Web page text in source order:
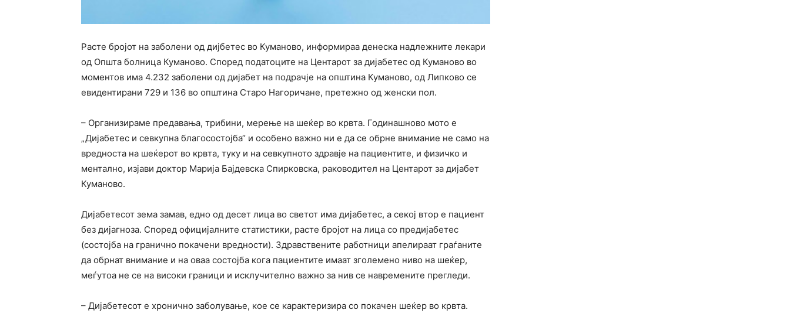
Расте бројот на заболени од дијбетес во Куманово, информираа денеска надлежните лекари
од Општа болница Куманово. Според податоците на Центарот за дијабетес од Куманово во
моментов има 4.232 заболени од дијабет на подрачје на општина Куманово, од Липково се
евидентирани 729 и 136 во општина Старо Нагоричане, претежно од женски пол.
– Организираме предавања, трибини, мерење на шеќер во крвта. Годинашново мото е
„Дијабетес и севкупна благосостојба“ и особено важно ни е да се обрне внимание не само на
вредноста на шеќерот во крвта, туку и на севкупното здравје на пациентите, и физичко и
ментално, изјави доктор Марија Бајдевска Спирковска, раководител на Центарот за дијабет
Куманово.
Дијабетесот зема замав, едно од десет лица во светот има дијабетес, а секој втор е пациент
без дијагноза. Според официјалните статистики, расте бројот на лица со предијабетес
(состојба на гранично покачени вредности). Здравствените работници апелираат граѓаните
да обрнат внимание и на оваа состојба кога пациентите имаат зголемено ниво на шеќер,
меѓутоа не се на високи граници и исклучително важно за нив се навремените прегледи.
– Дијабетесот е хронично заболување, кое се карактеризира со покачен шеќер во крвта.